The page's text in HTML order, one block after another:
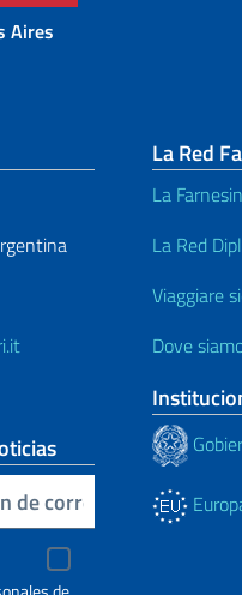
Aires
La Red
La
La Red
Viaggiare
Dove